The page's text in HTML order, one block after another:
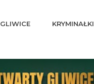
GLIWICE KRYMINAŁKI